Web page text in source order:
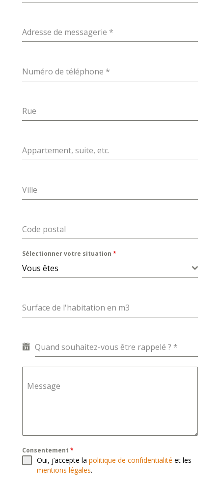
Adresse de messagerie *
Numéro de téléphone *
Rue
Appartement, suite, etc.
Ville
Code postal
Sélectionner votre situation *
Vous êtes
Surface de l'habitation en m3
Quand souhaitez-vous être rappelé ? *
Message
Consentement *
Oui, j’accepte la politique de confidentialité et les
mentions légales.